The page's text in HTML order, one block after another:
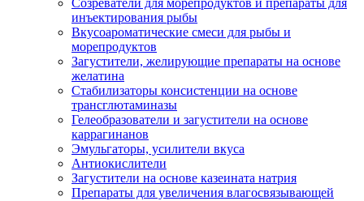
Созреватели для морепродуктов и препараты для
инъектирования рыбы
Вкусоароматические смеси для рыбы и
морепродуктов
Загустители, желирующие препараты на основе
желатина
Стабилизаторы консистенции на основе
трансглютаминазы
Гелеобразователи и загустители на основе
каррагинанов
Эмульгаторы, усилители вкуса
Антиокислители
Загустители на основе казеината натрия
Препараты для увеличения влагосвязывающей